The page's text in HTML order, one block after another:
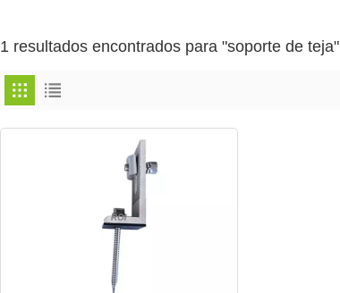
1 resultados encontrados para "soporte de teja"